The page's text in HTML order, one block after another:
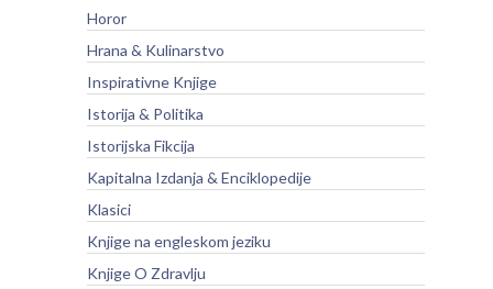
Horor
Hrana & Kulinarstvo
Inspirativne Knjige
Istorija & Politika
Istorijska Fikcija
Kapitalna Izdanja & Enciklopedije
Klasici
Knjige na engleskom jeziku
Knjige O Zdravlju